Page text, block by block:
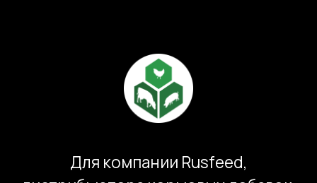
настраивать добавки и мгновенно
получать рекомендации по их
безопасному составу. Удобный
интерфейс сайта и SEO-оптимизация
помогают компании укреплять её
поддерживая её экспертный статус на